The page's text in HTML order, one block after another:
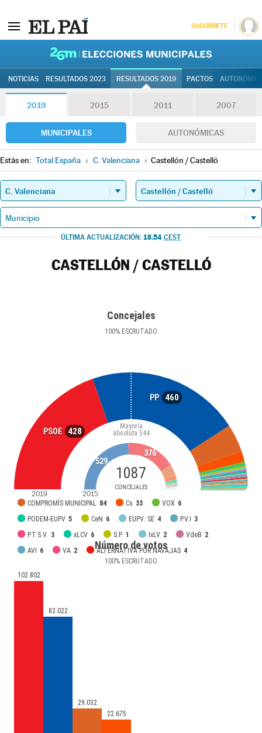
SUSCRÍBETE
NOTICIAS RESULTADOS 2023 RESULTADOS 2019 PACTOS
2019 2015 2011 2007
MUNICIPALES AUTONÓMICAS
Estás en: Total España » C. Valenciana » Castellón / Castelló
ÚLTIMA ACTUALIZACIÓN: 18.54 CEST
CASTELLÓN / CASTELLÓ
Concejales
100% ESCRUTADO
PSOE 428
PP 460
1087
CONCEJALES
Mayoría
absoluta 544
COMPROMÍS MUNICIPAL 84 Cs 33 VOX 6
PODEM-EUPV 5 CeN 6 EUPV: SE 4 P.V.I
3
P.T.S.V. 3 xLCV 6 S.P. 1 IxLV 2 VdeB 2
AVI
6 VA 2 ALTERNATIVA POR NAVAJAS 4
529
376
2019 2015
Número de votos
100% ESCRUTADO
102.802
82.022
29.032
22.675